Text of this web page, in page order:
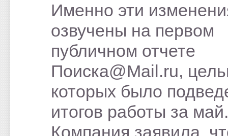
Именно эти
озвучены на первом
публичном отчете
Поиска@Mail.ru,
которых было
итогов работы за май.
Компания заявила,